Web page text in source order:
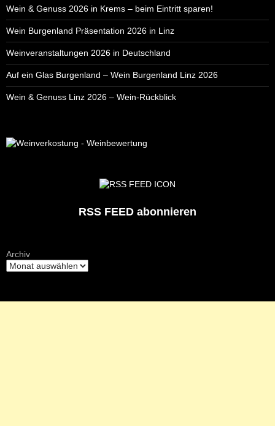
Wein & Genuss 2026 in Krems – beim Eintritt sparen!
Wein Burgenland Präsentation 2026 in Linz
Weinveranstaltungen 2026 in Deutschland
Auf ein Glas Burgenland – Wein Burgenland Linz 2026
Wein & Genuss Linz 2026 – Wein-Rückblick
RSS FEED abonnieren
Archiv